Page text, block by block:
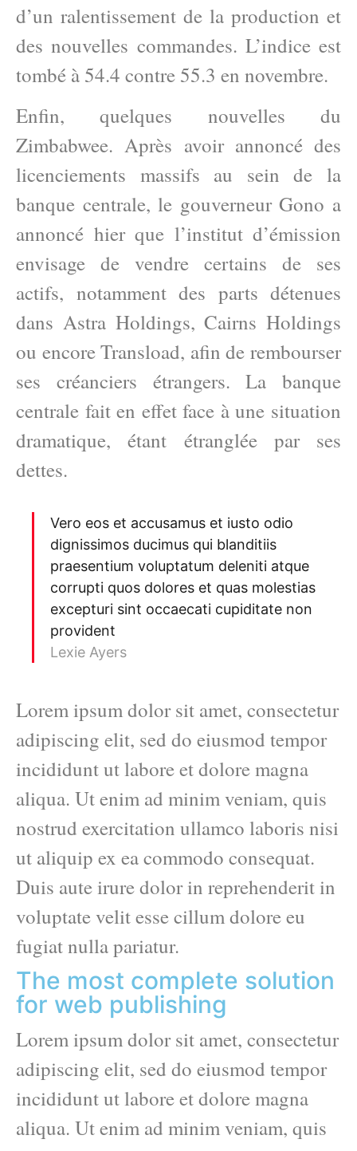
d’un ralentissement de la production et
des nouvelles commandes. L’indice est
tombé à 54.4 contre 55.3 en novembre.
Enfin, quelques nouvelles du
Zimbabwee. Après avoir annoncé des
licenciements massifs au sein de la
banque centrale, le gouverneur Gono a
annoncé hier que l’institut d’émission
envisage de vendre certains de ses
actifs, notamment des parts détenues
dans Astra Holdings, Cairns Holdings
ou encore Transload, afin de rembourser
ses créanciers étrangers. La banque
centrale fait en effet face à une situation
dramatique, étant étranglée par ses
dettes.
Vero eos et accusamus et iusto odio
dignissimos ducimus qui blanditiis
praesentium voluptatum deleniti atque
corrupti quos dolores et quas molestias
excepturi sint occaecati cupiditate non
provident
Lexie Ayers
Lorem ipsum dolor sit amet, consectetur
adipiscing elit, sed do eiusmod tempor
incididunt ut labore et dolore magna
aliqua. Ut enim ad minim veniam, quis
nostrud exercitation ullamco laboris nisi
ut aliquip ex ea commodo consequat.
Duis aute irure dolor in reprehenderit in
voluptate velit esse cillum dolore eu
fugiat nulla pariatur.
The most complete solution
for web publishing
Lorem ipsum dolor sit amet, consectetur
adipiscing elit, sed do eiusmod tempor
incididunt ut labore et dolore magna
aliqua. Ut enim ad minim veniam, quis